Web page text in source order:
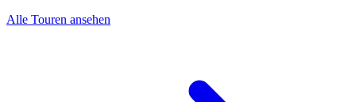
Alle Touren ansehen